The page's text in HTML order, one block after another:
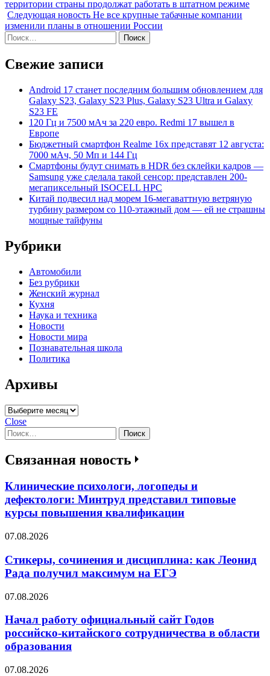
территории страны продолжат работать в штатном режиме
Следующая новость Не все крупные табачные компании
изменили планы в отношении России
Найти:
Свежие записи
Android 17 станет последним большим обновлением для
Galaxy S23, Galaxy S23 Plus, Galaxy S23 Ultra и Galaxy
S23 FE
120 Гц и 7500 мАч за 220 евро. Redmi 17 вышел в
Европе
Бюджетный смартфон Realme 16x представят 12 августа:
7000 мАч, 50 Мп и 144 Гц
Смартфоны будут снимать в HDR без склейки кадров —
Samsung уже сделала такой сенсор: представлен 200-
мегапиксельный ISOCELL HPC
Китай подвесил над морем 16-мегаваттную ветряную
турбину размером со 110-этажный дом — ей не страшны
мощные тайфуны
Рубрики
Автомобили
Без рубрики
Женский журнал
Кухня
Наука и техника
Новости
Новости мира
Познавательная школа
Политика
Архивы
Архивы
Close
Найти:
Связанная новость
Клинические психологи, логопеды и
дефектологи: Минтруд представил типовые
курсы повышения квалификации
07.08.2026
Стикеры, сочинения и дисциплина: как Леонид
Рада получил максимум на ЕГЭ
07.08.2026
Начал работу официальный сайт Годов
российско-китайского сотрудничества в области
образования
07.08.2026